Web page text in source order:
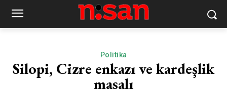
Politika
Silopi, Cizre enkazı ve kardeşlik
masalı